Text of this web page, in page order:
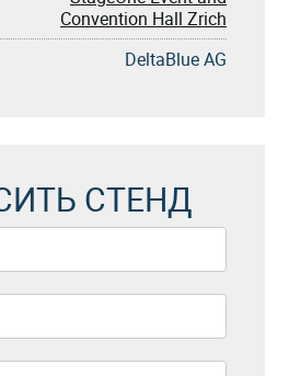
Convention Hall Zrich
DeltaBlue AG
СТЕНД